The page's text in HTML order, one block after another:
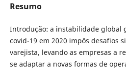
Resumo
Introdução: a instabilidade global
covid-19 em 2020 impôs desafios
varejista, levando as empresas a
se adaptar a novas formas de